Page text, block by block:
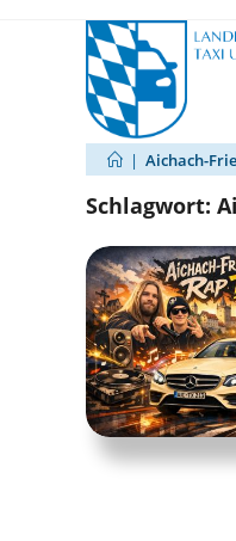
| Aichach-
Schlagwort: